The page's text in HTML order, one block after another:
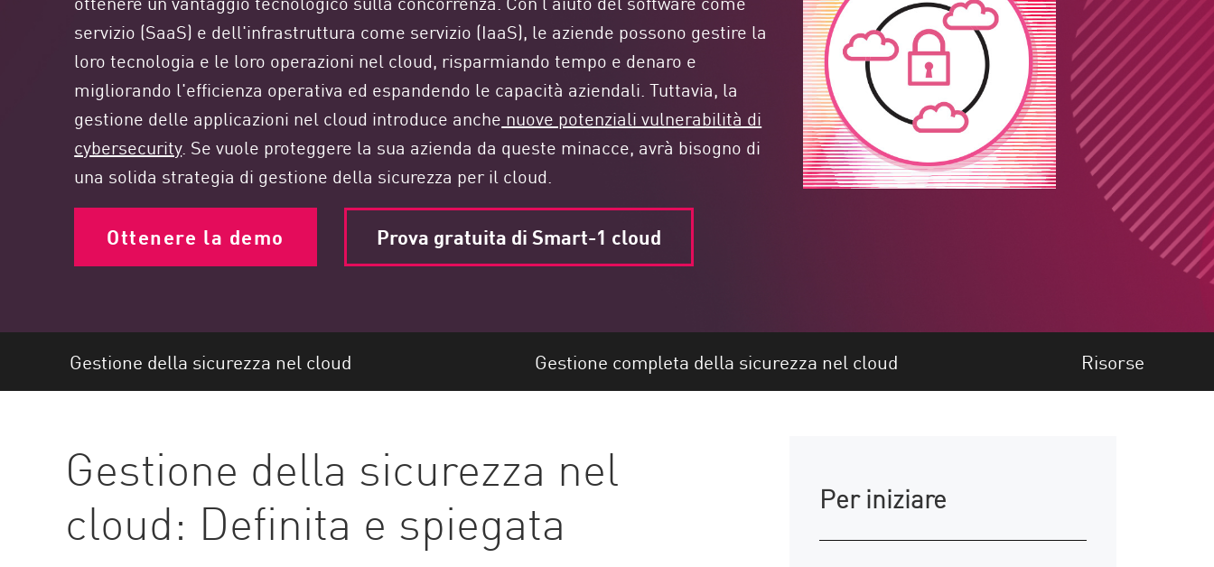
Endpoint
Naviga
SaaS
GESTIONE DELL'ESPOSIZIONE
Condivisa in tempo reale
Exposure Prioritization
Cyber Asset Attack Surface Management
Correzione sicura
servizio (SaaS) e dell'infrastruttura come servizio (IaaS), le aziende possono gestire la
loro tecnologia e le loro operazioni nel cloud, risparmiando tempo e denaro e
migliorando l'efficienza operativa ed espandendo le capacità aziendali. Tuttavia, la
gestione delle applicazioni nel cloud introduce anche nuove potenziali vulnerabilità di
cybersecurity. Se vuole proteggere la sua azienda da queste minacce, avrà bisogno di
una solida strategia di gestione della sicurezza per il cloud.
Ottenere la demo Prova gratuita di Smart-1 cloud
Gestione della sicurezza nel cloud Gestione completa della sicurezza nel cloud Risorse
Gestione della sicurezza nel
cloud: Definita e spiegata
Per iniziare